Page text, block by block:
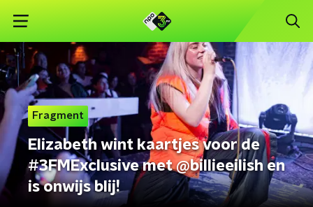
Fragment
Elizabeth wint kaartjes voor de
#3FMExclusive met @billieeilish en
is onwijs blij!